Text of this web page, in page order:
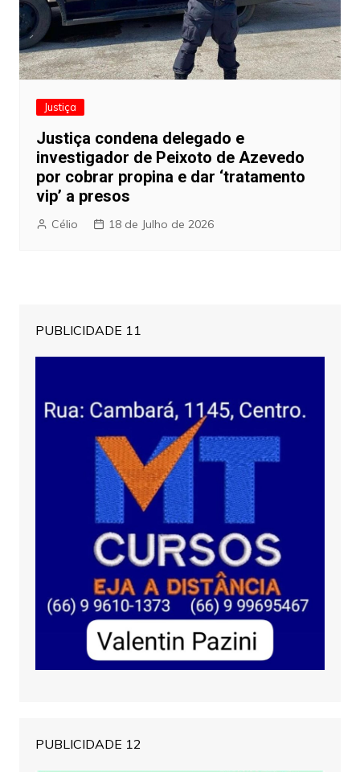
Justiça
Justiça condena delegado e
investigador de Peixoto de Azevedo
por cobrar propina e dar ‘tratamento
vip’ a presos
Célio 18 de Julho de 2026
PUBLICIDADE 11
PUBLICIDADE 12